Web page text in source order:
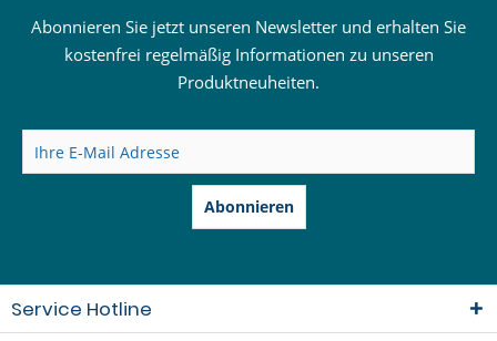
Abonnieren Sie jetzt unseren Newsletter und erhalten Sie
kostenfrei regelmäßig Informationen zu unseren
Produktneuheiten.
Abonnieren
Service Hotline